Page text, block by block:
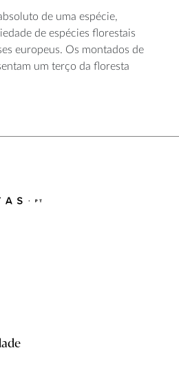
de uma espécie,
de espécies florestais
europeus. Os montados de
um terço da floresta